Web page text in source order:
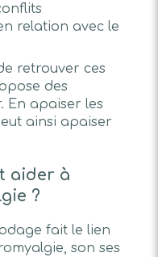
relation avec le
retrouver ces
des
En apaiser les
ainsi apaiser
aider à
?
fait le lien
son ses